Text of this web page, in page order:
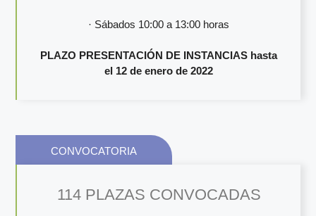
· Sábados 10:00 a 13:00 horas
PLAZO PRESENTACIÓN DE INSTANCIAS hasta
el 12 de enero de 2022
CONVOCATORIA
114 PLAZAS CONVOCADAS